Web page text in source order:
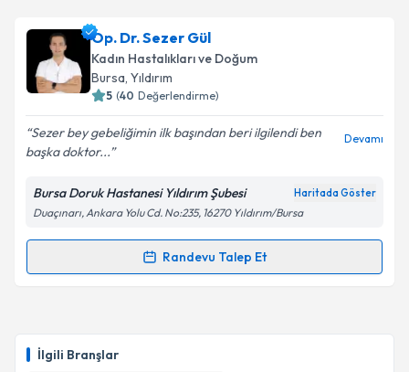
İlgili Branşlar
Op. Dr. Simge Tosuniçin randevu takvimi talebi
oluşturun. Size bu uzmandan randevu almanız için bir
takvim hazırlandığında e-posta ile bilgilendireceğiz.
Kişisel verilerimin işlenmesine ilişkin
Aydınlatma
Metni'ni okudum ve kişisel verilerimin belirtilen
kapsamda işlenmesini kabul ediyorum.
Op. Dr. Sezer Gül
Kadın Hastalıkları ve Doğum
Bursa, Yıldırım
5 (40 Değerlendirme)
Sezer bey gebeliğimin ilk başından beri ilgilendi ben
başka doktor...
Devamı
Bursa Doruk Hastanesi Yıldırım Şubesi Haritada Göster
Duaçınarı, Ankara Yolu Cd. No:235, 16270 Yıldırım/Bursa
Randevu Talep Et
Randevu Takvimi Talebi
takvim hazırlandığında e-posta ile bilgilendireceğiz.